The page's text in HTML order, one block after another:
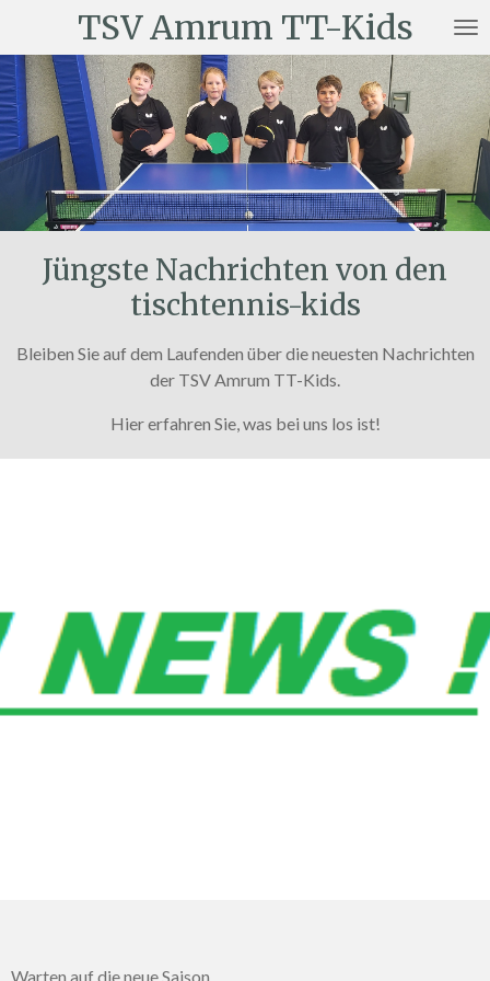
springen
TSV Amrum TT-Kids
Jüngste Nachrichten von den
tischtennis-kids
Bleiben Sie auf dem Laufenden über die neuesten Nachrichten
der TSV Amrum TT-Kids.
Hier erfahren Sie, was bei uns los ist!
Warten auf die neue Saison